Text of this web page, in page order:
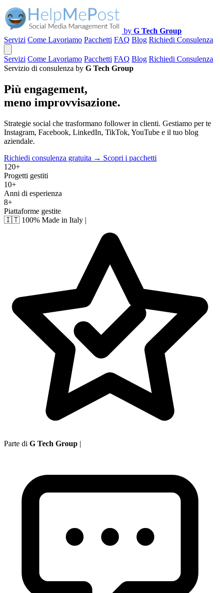
by G Tech Group
Servizi Come Lavoriamo Pacchetti FAQ Blog Richiedi Consulenza
Servizi Come Lavoriamo Pacchetti FAQ Blog Richiedi Consulenza
Servizio di consulenza by G Tech Group
Più engagement,
meno improvvisazione.
Strategie social che trasformano follower in clienti. Gestiamo per te
Instagram, Facebook, LinkedIn, TikTok, YouTube e il tuo blog
aziendale.
Richiedi consulenza gratuita → Scopri i pacchetti
120+
Progetti gestiti
10+
Anni di esperienza
8+
Piattaforme gestite
🇮🇹 100% Made in Italy |
Parte di G Tech Group |